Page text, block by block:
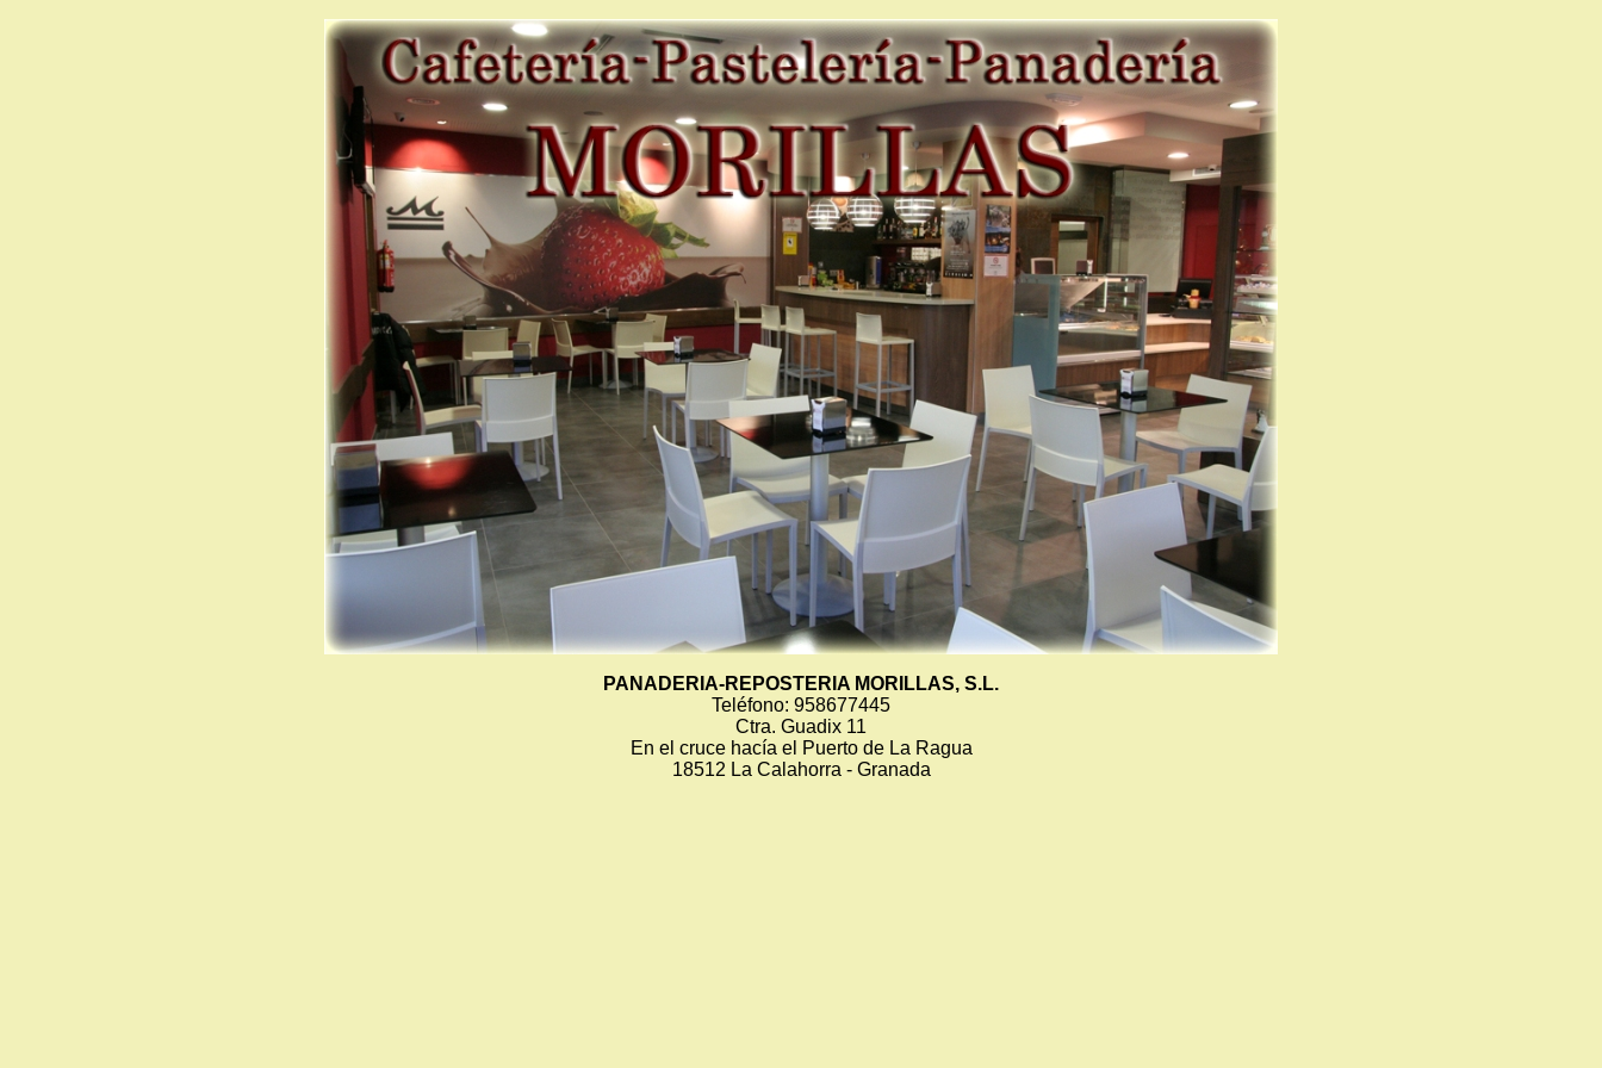
PANADERIA-REPOSTERIA MORILLAS, S.L.
Teléfono: 958677445
Ctra. Guadix 11
En el cruce hacía el Puerto de La Ragua
18512 La Calahorra - Granada